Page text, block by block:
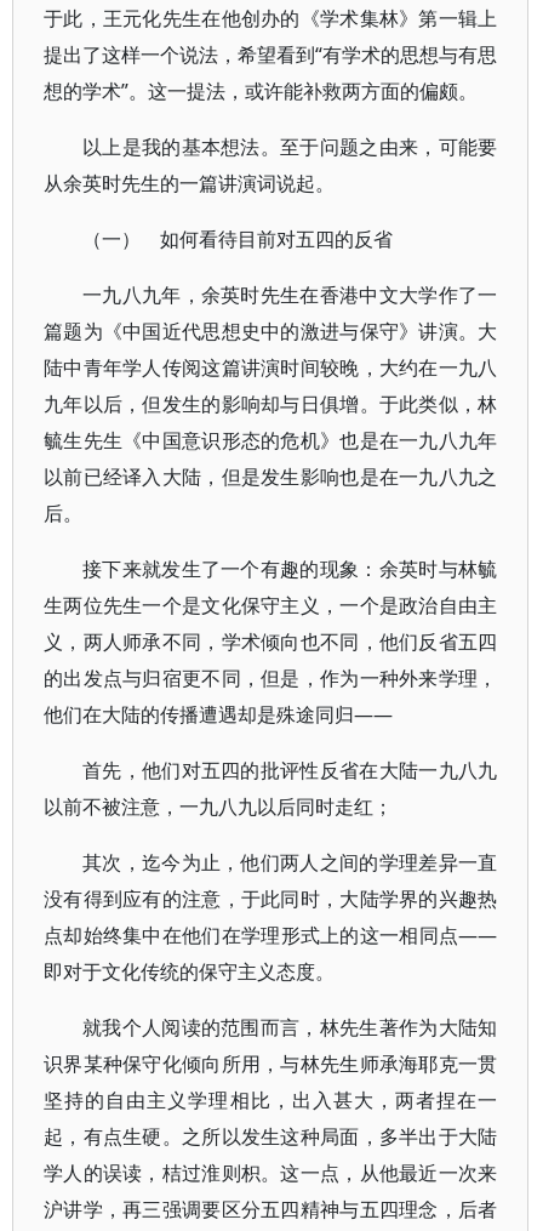
于此，王元化先生在他创办的《学术集林》第一辑上
提出了这样一个说法，希望看到“有学术的思想与有思
想的学术”。这一提法，或许能补救两方面的偏颇。
以上是我的基本想法。至于问题之由来，可能要
从余英时先生的一篇讲演词说起。
（一） 如何看待目前对五四的反省
一九八九年，余英时先生在香港中文大学作了一
篇题为《中国近代思想史中的激进与保守》讲演。大
陆中青年学人传阅这篇讲演时间较晚，大约在一九八
九年以后，但发生的影响却与日俱增。于此类似，林
毓生先生《中国意识形态的危机》也是在一九八九年
以前已经译入大陆，但是发生影响也是在一九八九之
后。
接下来就发生了一个有趣的现象：余英时与林毓
生两位先生一个是文化保守主义，一个是政治自由主
义，两人师承不同，学术倾向也不同，他们反省五四
的出发点与归宿更不同，但是，作为一种外来学理，
他们在大陆的传播遭遇却是殊途同归——
首先，他们对五四的批评性反省在大陆一九八九
以前不被注意，一九八九以后同时走红；
其次，迄今为止，他们两人之间的学理差异一直
没有得到应有的注意，于此同时，大陆学界的兴趣热
点却始终集中在他们在学理形式上的这一相同点——
即对于文化传统的保守主义态度。
就我个人阅读的范围而言，林先生著作为大陆知
识界某种保守化倾向所用，与林先生师承海耶克一贯
坚持的自由主义学理相比，出入甚大，两者捏在一
起，有点生硬。之所以发生这种局面，多半出于大陆
学人的误读，桔过淮则枳。这一点，从他最近一次来
沪讲学，再三强调要区分五四精神与五四理念，后者